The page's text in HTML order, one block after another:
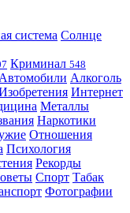
система Солнце
Криминал 548
Автомобили Алкоголь
Интернет
Металлы
Наркотики
Отношения
Психология
Рекорды
Спорт Табак
Фотографии